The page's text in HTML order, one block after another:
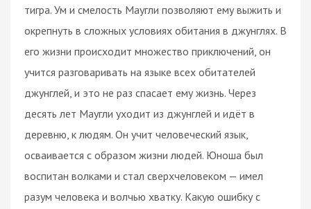
тигра. Ум и смелость Маугли позволяют ему выжить и
окрепнуть в сложных условиях обитания в джунглях. В
его жизни происходит множество приключений, он
учится разговаривать на языке всех обитателей
джунглей, и это не раз спасает ему жизнь. Через
десять лет Маугли уходит из джунглей и идёт в
деревню, к людям. Он учит человеческий язык,
осваивается с образом жизни людей. Юноша был
воспитан волками и стал сверхчеловеком — имел
разум человека и волчью хватку. Какую ошибку с